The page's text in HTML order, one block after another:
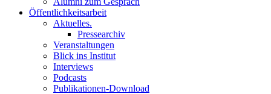
Öffentlichkeitsarbeit
Aktuelles.
Pressearchiv
Veranstaltungen
Blick ins Institut
Interviews
Podcasts
Publikationen-Download